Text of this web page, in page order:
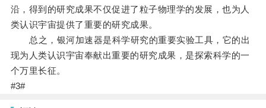
沿，得到的研究成果不仅促进了粒子物理学的发展，也为人
类认识宇宙提供了重要的研究成果。
总之，银河加速器是科学研究的重要实验工具，它的出
现为人类认识宇宙奉献出重要的研究成果，是探索科学的一
个万里长征。
#3#